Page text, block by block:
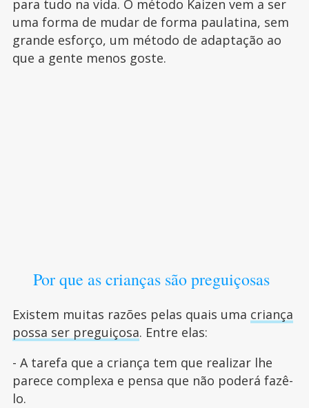
para tudo na vida. O método Kaizen vem a ser
uma forma de mudar de forma paulatina, sem
grande esforço, um método de adaptação ao
que a gente menos goste.
Por que as crianças são preguiçosas
Existem muitas razões pelas quais uma criança
possa ser preguiçosa. Entre elas:
- A tarefa que a criança tem que realizar lhe
parece complexa e pensa que não poderá fazê-
lo.